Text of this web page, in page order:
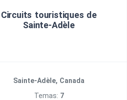
Circuits touristiques de
Sainte‑Adèle
Sainte-Adèle, Canada
Temas: 7